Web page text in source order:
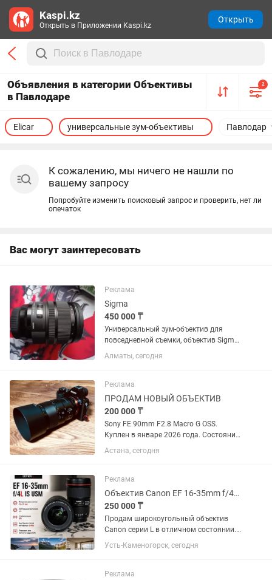
Объявления в категории Объективы
в Павлодаре
2
Павлодар
Elicar универсальные зум-объективы
К сожалению, мы ничего не нашли по
вашему запросу
Попробуйте изменить поисковый запрос и проверить, нет ли
опечаток
Вас могут заинтересовать
Реклама
Sigma
450 000 ₸
Универсальный зум-объектив для
повседневной съемки, объектив Sigma
24-70mm f/2.8 DG OS HSM с креплением
Canon EF охватывает полезный
широкоугольного до портретного,...
Алматы, сегодня
Реклама
ПРОДАМ НОВЫЙ ОБЪЕКТИВ
200 000 ₸
Sony FE 90mm F2.8 Macro G OSS.
Куплен в январе 2026 года. Состояние
практически нового, без царапин и
потертостей. Полный комплект:
задняя крышки. Использовался...
Астана, сегодня
Реклама
Объектив Canon EF 16-35mm f/4L IS USM
250 000 ₸
Продам широкоугольный объектив
Canon серии L в отличном состоянии.
Canon EF 16-35mm f/4L IS USM.
Отличное состояние, стекла чистые,
стабилизация работают идеально....
Усть-Каменогорск, сегодня
Реклама
Kaspi.kz
Открыть в Приложении Kaspi.kz
Открыть